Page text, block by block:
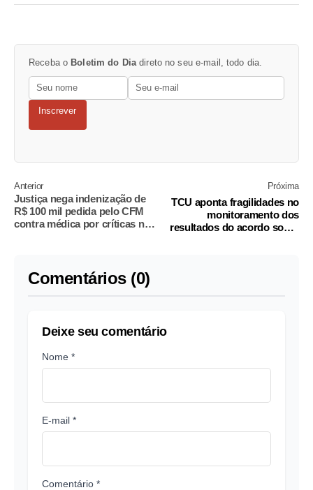
Receba o Boletim do Diadireto no seu e-mail, todo dia.
Inscrever
Anterior
Justiça nega indenização de
R$ 100 mil pedida pelo CFM
contra médica por críticas na
Próxima
TCU aponta fragilidades no
monitoramento dos
resultados do acordo sobre
Comentários (0)
Deixe seu comentário
Nome *
E-mail *
Comentário *